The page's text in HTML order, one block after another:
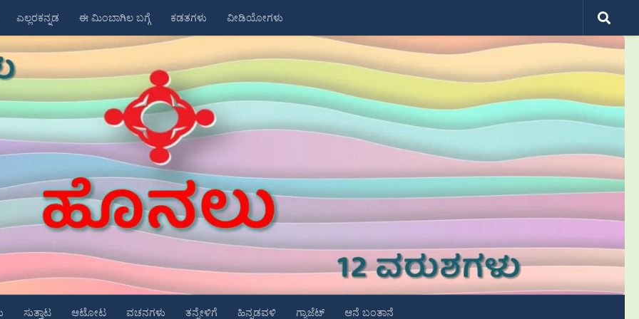
ಎಲ್ಲರಕನ್ನಡ ಈ ಮಿಂಬಾಗಿಲ ಬಗ್ಗೆ ಕಡತಗಳು ವೀಡಿಯೋಗಳು
ಸುತ್ತಾಟ ಆಟೋಟ ವಚನಗಳು ತನ್ನೇಳಿಗೆ ಹಿನ್ನಡವಳಿ ಗ್ಯಾಜೆಟ್ ಆನೆ ಬಂತಾನೆ